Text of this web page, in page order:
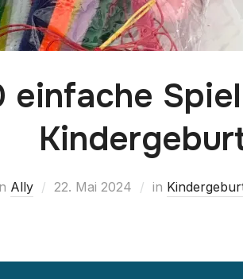
einfache
Ally 22. Mai 2024 in